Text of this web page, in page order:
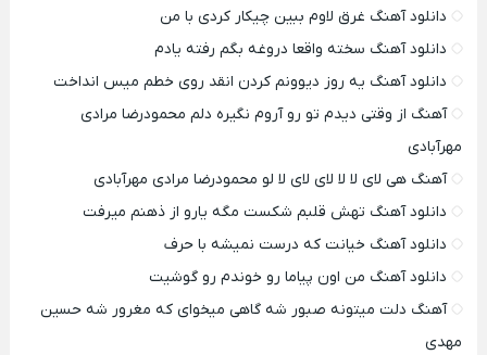
دانلود آهنگ غرق لاوم ببین چیکار کردی با من
دانلود آهنگ سخته واقعا دروغه بگم رفته یادم
دانلود آهنگ یه روز دیوونم کردن انقد روی خطم میس انداخت
آهنگ از وقتی دیدم تو رو آروم نگیره دلم محمودرضا مرادی
مهرآبادی
آهنگ هی لای لا لا لای لای لا لو محمودرضا مرادی مهرآبادی
دانلود آهنگ تهش قلبم شکست مگه یارو از ذهنم میرفت
دانلود آهنگ خیانت که درست نمیشه با حرف
دانلود آهنگ من اون پیاما رو خوندم رو گوشیت
آهنگ دلت میتونه صبور شه گاهی میخوای که مغرور شه حسین
مهدی